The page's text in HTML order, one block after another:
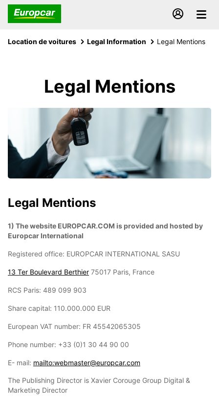
Location de voitures Legal Information Legal Mentions
Legal Mentions
Legal Mentions
1) The website EUROPCAR.COM is provided and hosted by
Europcar International
Registered office: EUROPCAR INTERNATIONAL SASU
13 Ter Boulevard Berthier 75017 Paris, France
RCS Paris: 489 099 903
Share capital: 110.000.000 EUR
European VAT number: FR 45542065305
Phone number: +33 (0)1 30 44 90 00
E- mail: mailto:webmaster@europcar.com
The Publishing Director is Xavier Corouge Group Digital &
Marketing Director